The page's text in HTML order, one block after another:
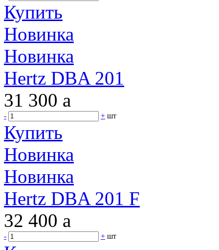
Купить
Новинка
Новинка
Hertz DBA 201
31 300 a
- + шт
Купить
Новинка
Новинка
Hertz DBA 201 F
32 400 a
- + шт